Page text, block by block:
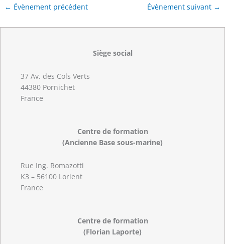
← Évènement précédent Évènement suivant →
Siège social
37 Av. des Cols Verts
44380 Pornichet
France
Centre de formation
(Ancienne Base sous-marine)
Rue Ing. Romazotti
K3 – 56100 Lorient
France
Centre de formation
(Florian Laporte)